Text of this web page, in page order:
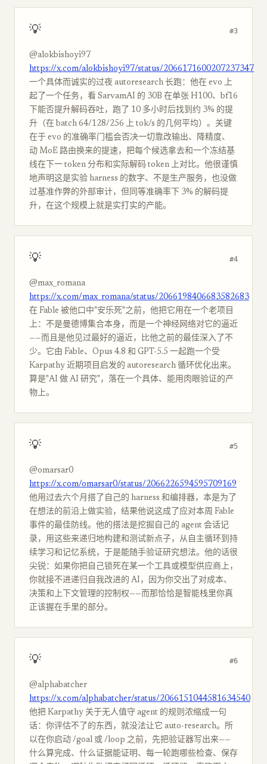
💡 #3
@alokbishoyi97
https://x.com/alokbishoyi97/status/2066171600207237347
一个具体而诚实的过夜 autoresearch 长跑：他在 evo 上
起了一个任务，看 SarvamAI 的 30B 在单张 H100、bf16
下能否提升解码吞吐，跑了 10 多小时后找到约 3% 的提
升（在 batch 64/128/256 上 tok/s 的几何平均）。关键
在于 evo 的准确率门槛会否决一切靠改输出、降精度、
动 MoE 路由换来的提速，把每个候选拿去和一个冻结基
线在下一 token 分布和实际解码 token 上对比。他很谨慎
地声明这是实验 harness 的数字、不是生产服务，也没做
过基准作弊的外部审计，但同等准确率下 3% 的解码提
升，在这个规模上就是实打实的产能。
💡 #4
@max_romana
https://x.com/max_romana/status/2066198406683582683
在 Fable 被他口中"安乐死"之前，他把它用在一个老项目
上：不是曼德博集合本身，而是一个神经网络对它的逼近
——而且是他见过最好的逼近，比他之前的最佳深入了不
少。它由 Fable、Opus 4.8 和 GPT-5.5 一起跑一个受
Karpathy 近期项目启发的 autoresearch 循环优化出来。
算是"AI 做 AI 研究"，落在一个具体、能用肉眼验证的产
物上。
💡 #5
@omarsar0
https://x.com/omarsar0/status/2066226594595709169
他用过去六个月搭了自己的 harness 和编排器，本是为了
在想法的前沿上做实验，结果他说这成了应对本周 Fable
事件的最佳防线。他的搭法是挖掘自己的 agent 会话记
录，用这些来递归地构建和测试新点子，从自主循环到持
续学习和记忆系统，于是能随手验证研究想法。他的话很
尖锐：如果你把自己锁死在某一个工具或模型供应商上，
你就接不进递归自我改进的 AI，因为你交出了对成本、
决策和上下文管理的控制权——而那恰恰是智能栈里你真
正该握在手里的部分。
💡 #6
@alphabatcher
https://x.com/alphabatcher/status/2066151044581634540
他把 Karpathy 关于无人值守 agent 的规则浓缩成一句
话：你评估不了的东西，就没法让它 auto-research。所
以在你启动 /goal 或 /loop 之前，先把验证器写出来——
什么算完成、什么证据能证明、每一轮跑哪些检查、保存